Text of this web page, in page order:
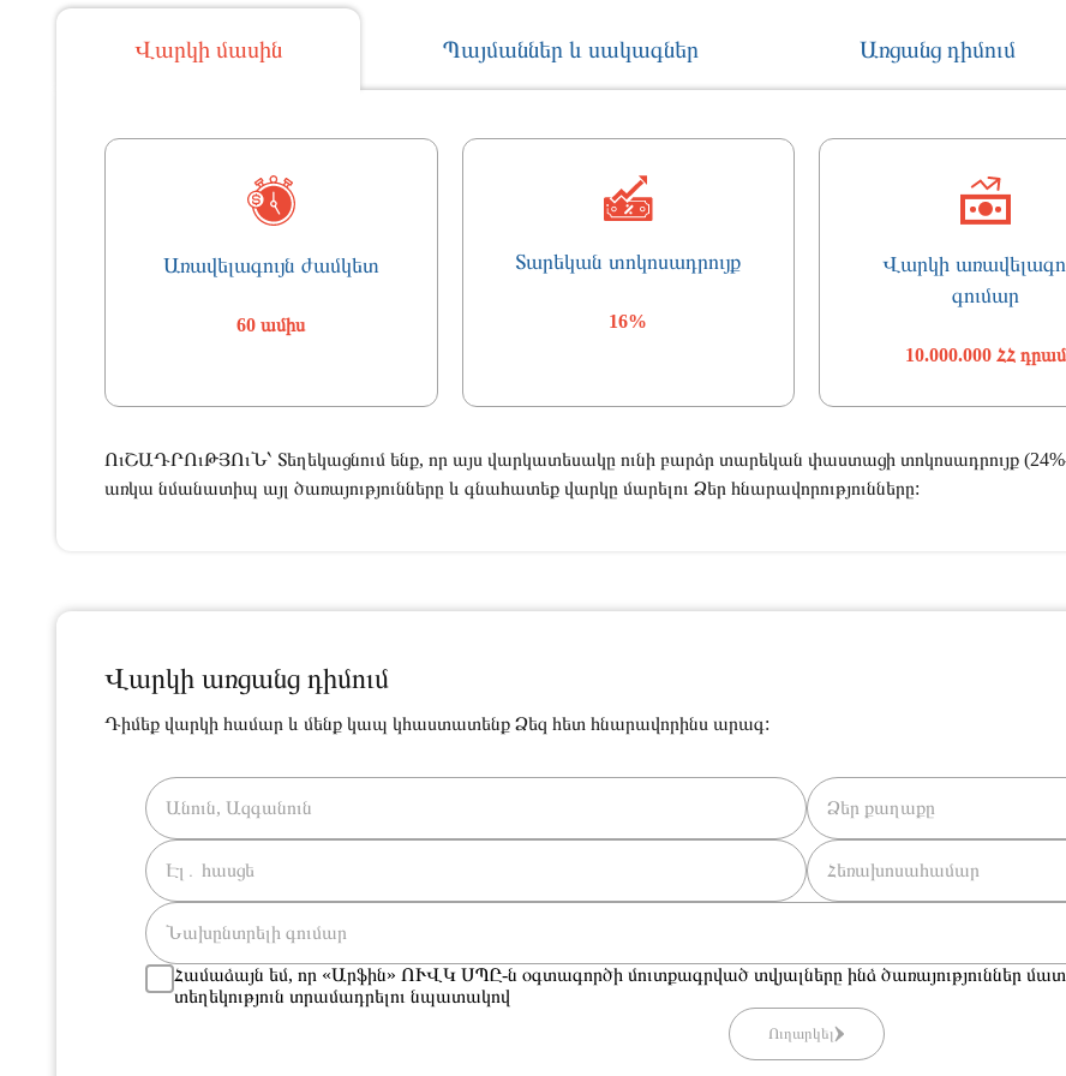
Վարկի մասին Պայմաններ և սակագներ Առցանց դիմում
Առավելագույն ժամկետ
60 ամիս
Տարեկան տոկոսադրույք
16%
Վարկի
գումար
10.000.000 ՀՀ դրամ
ՈւՇԱԴՐՈւԹՅՈւՆ՝ Տեղեկացնում ենք, որ այս վարկատեսակը ունի բարձր տարեկան փաստացի տոկոսադրույք
առկա նմանատիպ այլ ծառայությունները և գնահատեք վարկը մարելու Ձեր հնարավորությունները:
Վարկի առցանց դիմում
Դիմեք վարկի համար և մենք կապ կհաստատենք Ձեզ հետ հնարավորինս արագ:
Համաձայն եմ, որ «Արֆին» ՈՒՎԿ ՍՊԸ-ն օգտագործի մուտքագրված տվյալները ինձ ծառայություններ
տեղեկություն տրամադրելու նպատակով
Ուղարկել